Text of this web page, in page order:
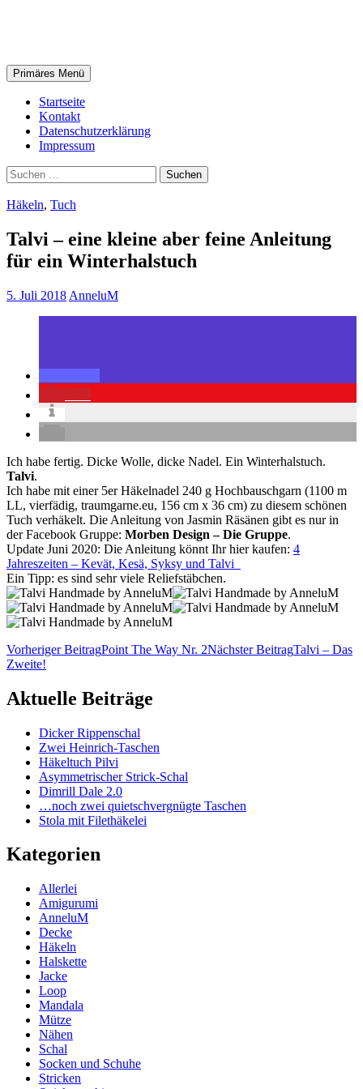
Suchen
Primäres Menü
Startseite
Kontakt
Datenschutzerklärung
Impressum
Suchen
nach:
Häkeln, Tuch
Talvi – eine kleine aber feine Anleitung
für ein Winterhalstuch
5. Juli 2018 AnneluM
Ich habe fertig. Dicke Wolle, dicke Nadel. Ein Winterhalstuch.
Talvi.
Ich habe mit einer 5er Häkelnadel 240 g Hochbauschgarn (1100 m
LL, vierfädig, traumgarne.eu, 156 cm x 36 cm) zu diesem schönen
Tuch verhäkelt. Die Anleitung von Jasmin Räsänen gibt es nur in
der Facebook Gruppe: Morben Design – Die Gruppe.
Update Juni 2020: Die Anleitung könnt Ihr hier kaufen: 4
Jahreszeiten – Kevät, Kesä, Syksy und Talvi
Ein Tipp: es sind sehr viele Reliefstäbchen.
Beitragsnavigation
Vorheriger BeitragPoint The Way Nr. 2Nächster BeitragTalvi – Das
Zweite!
Aktuelle Beiträge
Dicker Rippenschal
Zwei Heinrich-Taschen
Häkeltuch Pilvi
Asymmetrischer Strick-Schal
Dimrill Dale 2.0
…noch zwei quietschvergnügte Taschen
Stola mit Filethäkelei
Kategorien
Allerlei
Amigurumi
AnneluM
Decke
Häkeln
Halskette
Jacke
Loop
Mandala
Mütze
Nähen
Schal
Socken und Schuhe
Stricken